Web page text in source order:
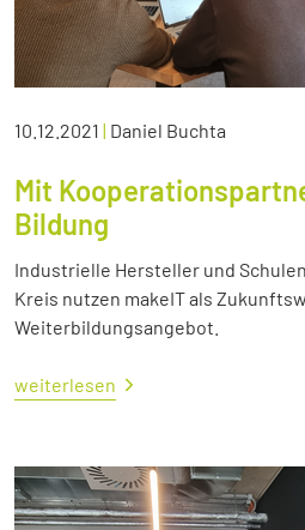
10.12.2021 | Daniel Buchta
Mit
Bildung
Industrielle Hersteller und
Kreis nutzen makeIT als
Weiterbildungsangebot.
weiterlesen